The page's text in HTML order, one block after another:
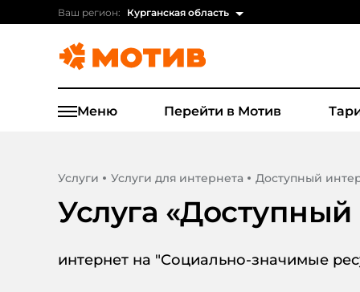
Ваш регион: Курганская область
Меню Перейти в Мотив
Услуги Услуги для интернета Доступный
Услуга «Доступный
интернет на "Социально-значимые